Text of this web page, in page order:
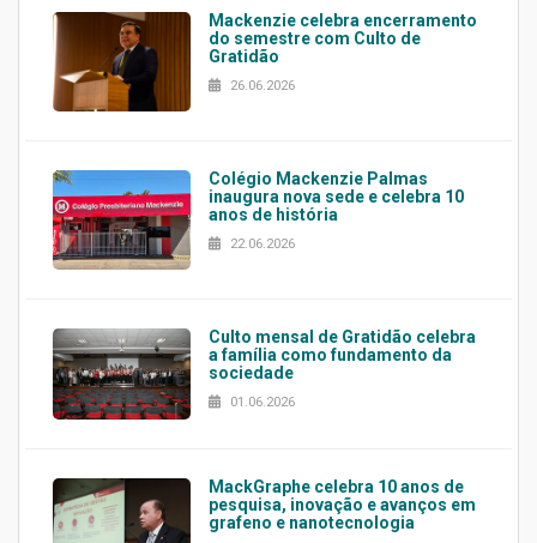
Mackenzie celebra encerramento
do semestre com Culto de
Gratidão
26.06.2026
Colégio Mackenzie Palmas
inaugura nova sede e celebra 10
anos de história
22.06.2026
Culto mensal de Gratidão celebra
a família como fundamento da
sociedade
01.06.2026
MackGraphe celebra 10 anos de
pesquisa, inovação e avanços em
grafeno e nanotecnologia